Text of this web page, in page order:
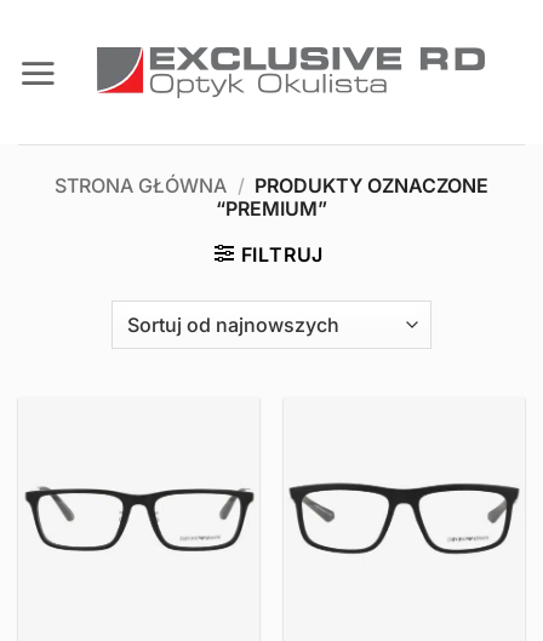
zawartości
STRONA GŁÓWNA / PRODUKTY OZNACZONE
“PREMIUM”
FILTRUJ